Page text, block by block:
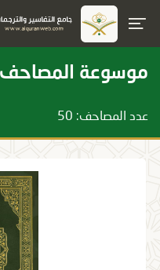
موسوعة المصاحف
عدد المصاحف: 50